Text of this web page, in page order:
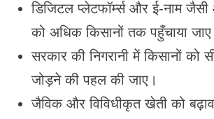
डिजिटल प्लेटफॉर्म्स और ई-नाम
को अधिक किसानों तक पहुँचाया
सरकार की निगरानी में किसानों को
जोड़ने की पहल की जाए।
जैविक और विविधीकृत खेती को